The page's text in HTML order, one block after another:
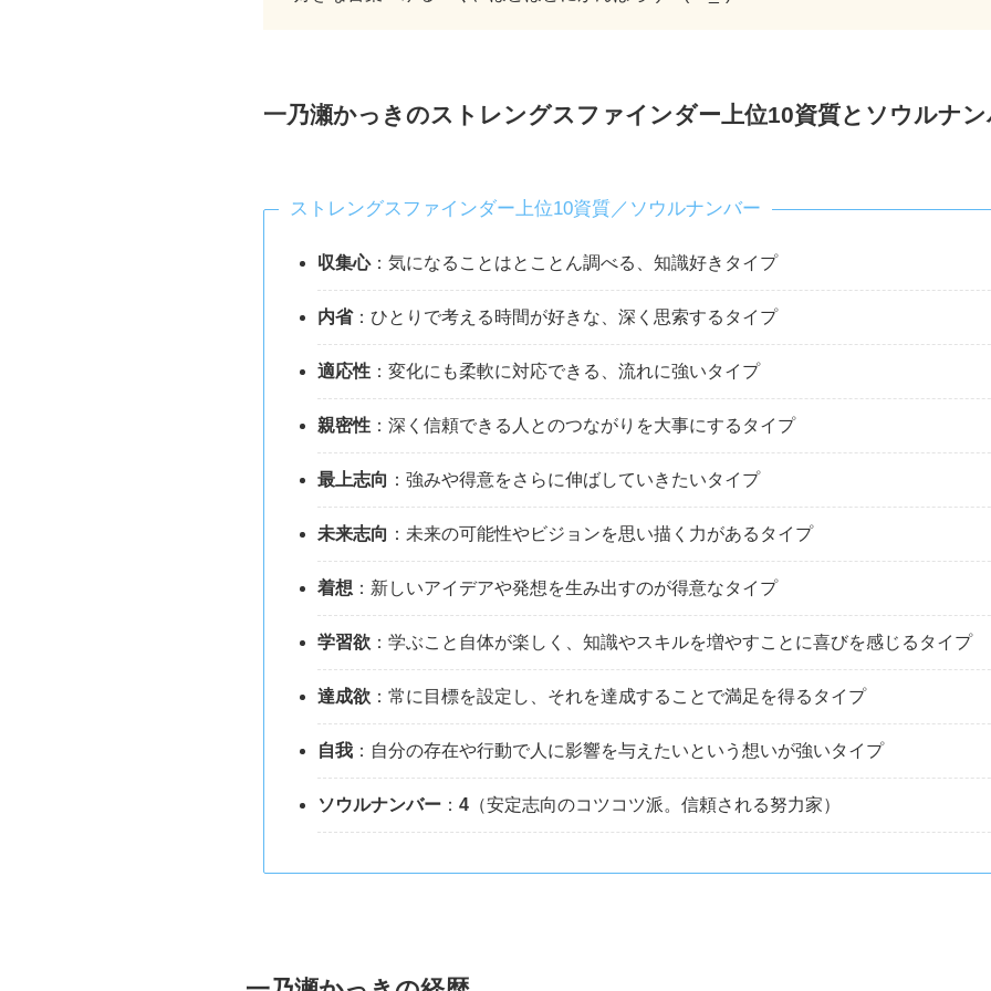
一乃瀬かっきのストレングスファインダー上位10資質とソウルナ
ストレングスファインダー上位10資質／ソウルナンバー
収集心：気になることはとことん調べる、知識好きタイプ
内省：ひとりで考える時間が好きな、深く思索するタイプ
適応性 ：変化にも柔軟に対応できる、流れに強いタイプ
親密性 ：深く信頼できる人とのつながりを大事にするタイプ
最上志向 ：強みや得意をさらに伸ばしていきたいタイプ
未来志向 ：未来の可能性やビジョンを思い描く力があるタイプ
着想 ：新しいアイデアや発想を生み出すのが得意なタイプ
学習欲 ：学ぶこと自体が楽しく、知識やスキルを増やすことに喜びを感じるタイプ
達成欲 ：常に目標を設定し、それを達成することで満足を得るタイプ
自我 ：自分の存在や行動で人に影響を与えたいという想いが強いタイプ
ソウルナンバー ： 4 （安定志向のコツコツ派。信頼される努力家）